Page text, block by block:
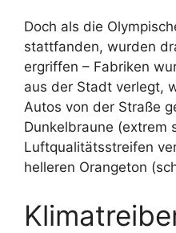
Doch als die
stattfanden, wurden
ergriffen – Fabriken
aus der Stadt verlegt,
Autos von der Straße
Dunkelbraune (extrem
Luftqualitätsstreifen
helleren Orangeton